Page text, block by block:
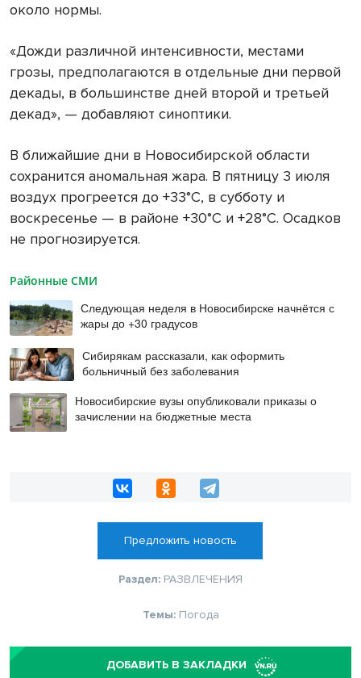
около нормы.
«Дожди различной интенсивности, местами
грозы, предполагаются в отдельные дни первой
декады, в большинстве дней второй и третьей
декад», — добавляют синоптики.
В ближайшие дни в Новосибирской области
сохранится аномальная жара. В пятницу 3 июля
воздух прогреется до +33°С, в субботу и
воскресенье — в районе +30°С и +28°С. Осадков
не прогнозируется.
Районные СМИ
Следующая неделя в Новосибирске начнётся с
жары до +30 градусов
Сибирякам рассказали, как оформить
больничный без заболевания
Новосибирские вузы опубликовали приказы о
зачислении на бюджетные места
Предложить новость
Раздел: РАЗВЛЕЧЕНИЯ
Темы: Погода
ДОБАВИТЬ В ЗАКЛАДКИ